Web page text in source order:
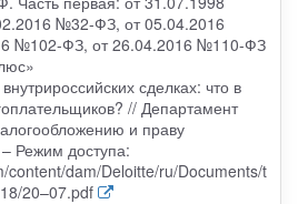
№32-ФЗ, от 05.04.2016
№102-ФЗ, от 26.04.2016 №110-ФЗ
сделках: что в
// Департамент
и праву
Режим доступа:
content/dam/Deloitte/ru/Documents/t
20–07.pdf